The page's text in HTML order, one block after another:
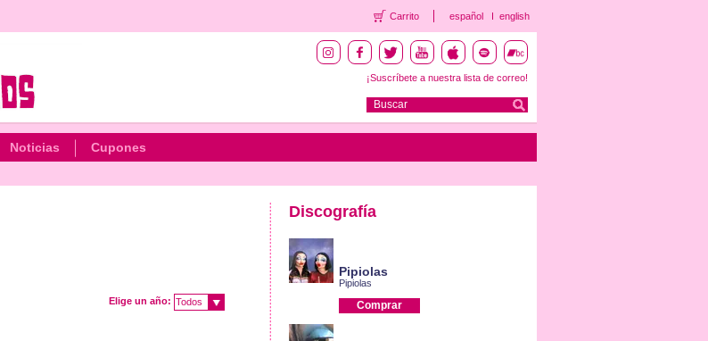
Carrito español english
¡Suscríbete a nuestra lista de correo!
Noticias Cupones
Elige un año: Todos
Discografía
Pipiolas
Pipiolas
Comprar